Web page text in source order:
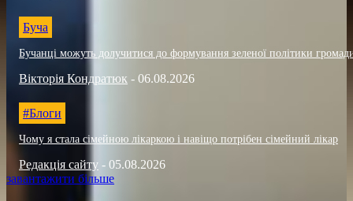
Буча
Бучанці можуть долучитися до формування зеленої політики
Вікторія Кондратюк - 06.08.2026
#Блоги
Чому я стала сімейною лікаркою і навіщо потрібен сімейний лікар
Редакція сайту - 05.08.2026
завантажити більше